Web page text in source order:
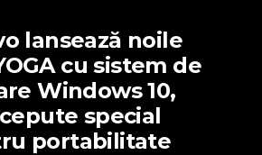
lansează noile
cu sistem de
Windows 10,
special
portabilitate